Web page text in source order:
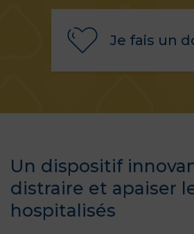
Je fais un
Un dispositif
distraire et apaiser
hospitalisés